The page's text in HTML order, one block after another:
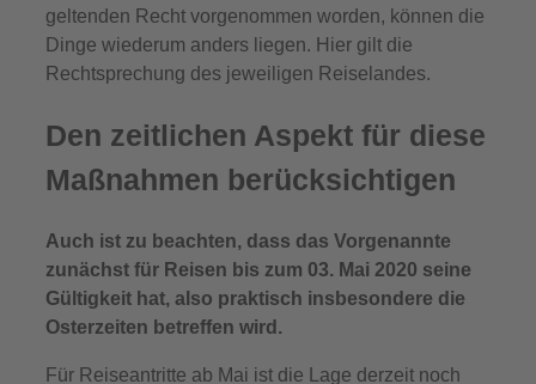
geltenden Recht vorgenommen worden, können die
Dinge wiederum anders liegen. Hier gilt die
Rechtsprechung des jeweiligen Reiselandes.
Den zeitlichen Aspekt für diese
Maßnahmen berücksichtigen
Auch ist zu beachten, dass das Vorgenannte
zunächst für Reisen bis zum 03. Mai 2020 seine
Gültigkeit hat, also praktisch insbesondere die
Osterzeiten betreffen wird.
Für Reiseantritte ab Mai ist die Lage derzeit noch